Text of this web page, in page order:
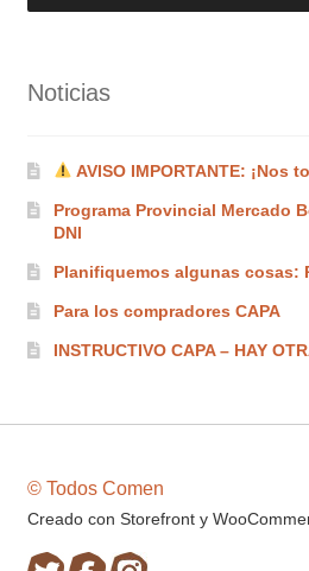
Noticias
AVISO IMPORTANTE: ¡Nos
Programa Provincial Mercado
DNI
Planifiquemos algunas cosas:
Para los compradores CAPA
INSTRUCTIVO CAPA – HAY
© Todos Comen
Creado con Storefront y